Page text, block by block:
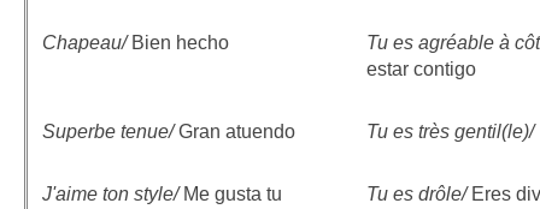
Chapeau/ Bien hecho
Tu es agréable à
estar contigo
Superbe tenue/Gran atuendo Tu es très gentil(le)/
J'aime ton style/ Me gusta tu
Tu es drôle/ Eres